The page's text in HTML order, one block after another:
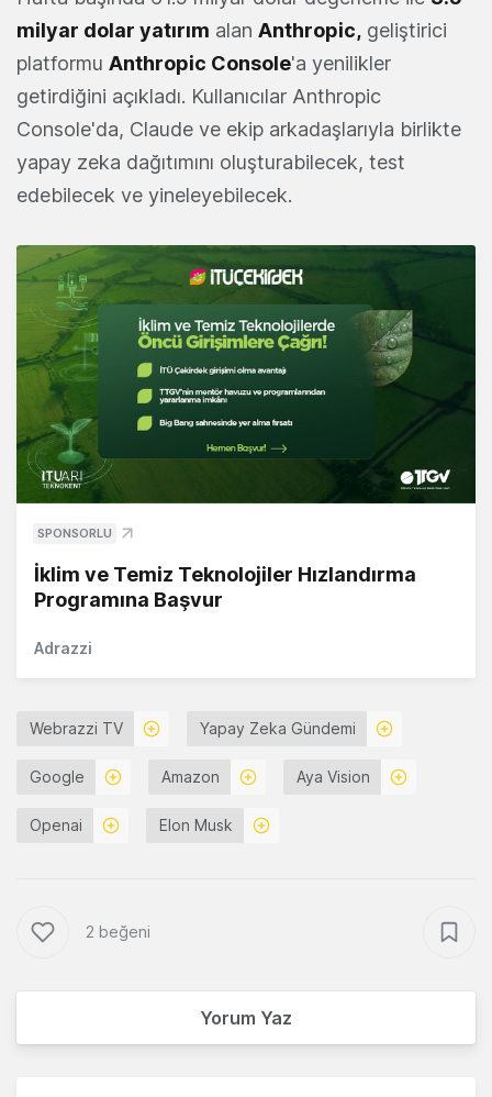
milyar dolar yatırım alan Anthropic, geliştirici
platformu Anthropic Console'a yenilikler
getirdiğini açıkladı. Kullanıcılar Anthropic
Console'da, Claude ve ekip arkadaşlarıyla birlikte
yapay zeka dağıtımını oluşturabilecek, test
edebilecek ve yineleyebilecek.
SPONSORLU
İklim ve Temiz Teknolojiler Hızlandırma
Programına Başvur
Adrazzi
Webrazzi TV Yapay Zeka Gündemi
Google Amazon Aya Vision
Openai Elon Musk
2 beğeni
Yorum Yaz